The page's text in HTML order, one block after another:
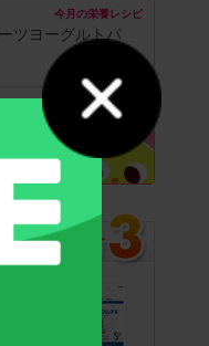
今月の栄養レシピ
ーツヨーグルトパ